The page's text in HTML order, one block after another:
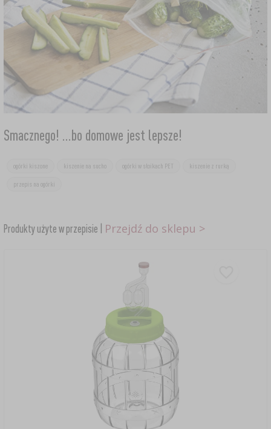
Smacznego! ...bo domowe jest lepsze!
ogórki kiszone kiszenie na sucho ogórki w słoikach PET kiszenie z rurką
przepis na ogórki
Produkty użyte w przepisie | Przejdź do sklepu >